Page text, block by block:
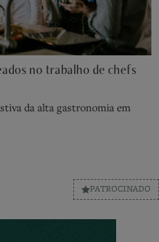
no trabalho de chefs
da alta gastronomia em
PATROCINADO